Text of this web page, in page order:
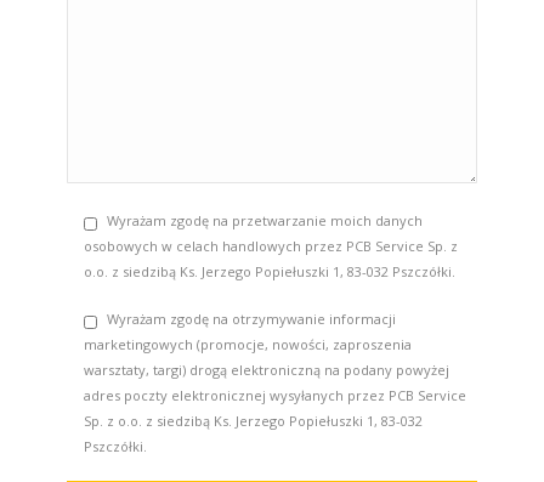
Wyrażam zgodę na przetwarzanie moich danych
osobowych w celach handlowych przez PCB Service Sp. z
o.o. z siedzibą Ks. Jerzego Popiełuszki 1, 83-032 Pszczółki.
Wyrażam zgodę na otrzymywanie informacji
marketingowych (promocje, nowości, zaproszenia
warsztaty, targi) drogą elektroniczną na podany powyżej
adres poczty elektronicznej wysyłanych przez PCB Service
Sp. z o.o. z siedzibą Ks. Jerzego Popiełuszki 1, 83-032
Pszczółki.